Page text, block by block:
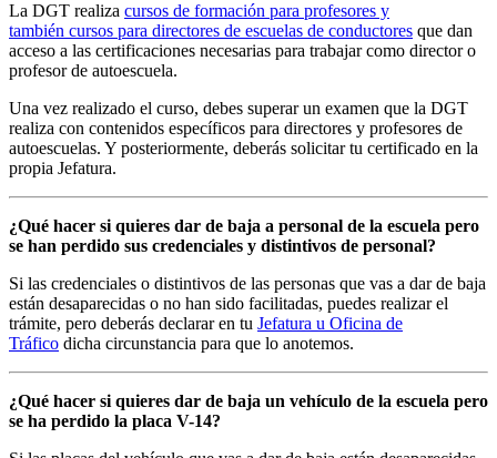
La DGT realiza cursos de formación para profesores y
también cursos para directores de escuelas de conductores que dan
acceso a las certificaciones necesarias para trabajar como director o
profesor de autoescuela.
Una vez realizado el curso, debes superar un examen que la DGT
realiza con contenidos específicos para directores y profesores de
autoescuelas. Y posteriormente, deberás solicitar tu certificado en la
propia Jefatura.
¿Qué hacer si quieres dar de baja a personal de la escuela pero
se han perdido sus credenciales y distintivos de personal?
Si las credenciales o distintivos de las personas que vas a dar de baja
están desaparecidas o no han sido facilitadas, puedes realizar el
trámite, pero deberás declarar en tu Jefatura u Oficina de
Tráfico dicha circunstancia para que lo anotemos.
¿Qué hacer si quieres dar de baja un vehículo de la escuela pero
se ha perdido la placa V-14?